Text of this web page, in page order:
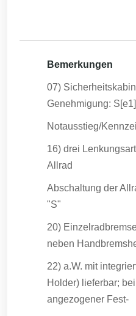
Bemerkungen
07)
Genehmigung:
Notausstieg/
16) drei
Allrad
Abschaltung der
"S"
20)
neben
22) a.W. mit
Holder) lieferbar;
angezogener Fest-